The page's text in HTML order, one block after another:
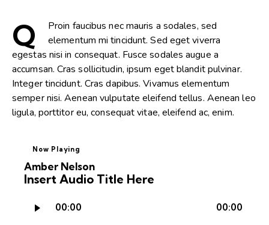
Q
Proin faucibus nec mauris a sodales, sed
elementum mi tincidunt. Sed eget viverra
egestas nisi in consequat. Fusce sodales augue a
accumsan. Cras sollicitudin, ipsum eget blandit pulvinar.
Integer tincidunt. Cras dapibus. Vivamus elementum
semper nisi. Aenean vulputate eleifend tellus. Aenean leo
ligula, porttitor eu, consequat vitae, eleifend ac, enim.
Now Playing
Amber Nelson
Insert Audio Title Here
Audio
Player
00:00 00:00